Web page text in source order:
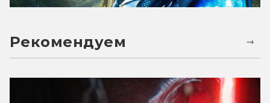
Рекомендуем